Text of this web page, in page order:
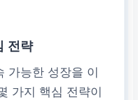
전략
가능한 성장을 이
가지 핵심 전략이